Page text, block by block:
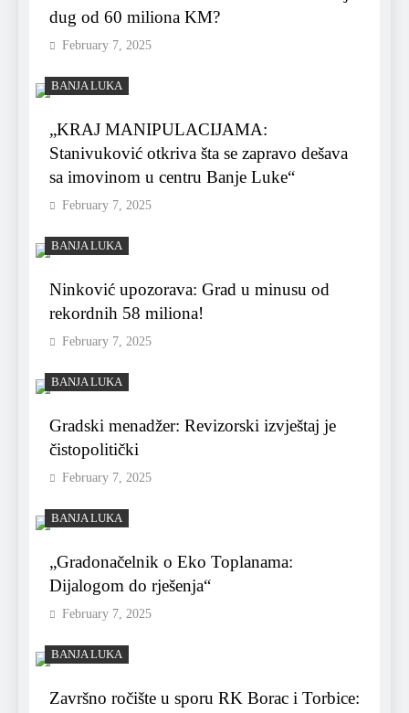
dug od 60 miliona KM?
February 7, 2025
BANJA LUKA
„KRAJ MANIPULACIJAMA:
Stanivuković otkriva šta se zapravo dešava
sa imovinom u centru Banje Luke“
February 7, 2025
BANJA LUKA
Ninković upozorava: Grad u minusu od
rekordnih 58 miliona!
February 7, 2025
BANJA LUKA
Gradski menadžer: Revizorski izvještaj je
čistopolitički
February 7, 2025
BANJA LUKA
„Gradonačelnik o Eko Toplanama:
Dijalogom do rješenja“
February 7, 2025
BANJA LUKA
Završno ročište u sporu RK Borac i Torbice: